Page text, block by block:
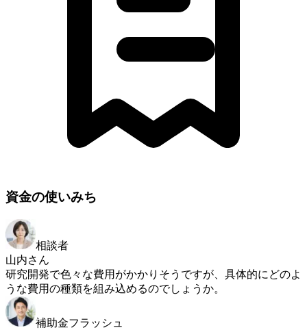
資金の使いみち
相談者
山内さん
研究開発で色々な費用がかかりそうですが、具体的にどのよ
うな費用の種類を組み込めるのでしょうか。
補助金フラッシュ